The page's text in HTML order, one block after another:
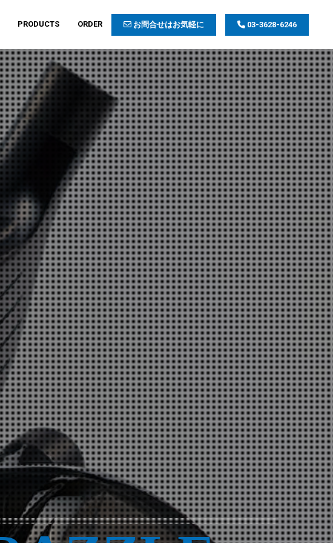
PRODUCTS ORDER お問合せはお気軽に 03-3628-6246